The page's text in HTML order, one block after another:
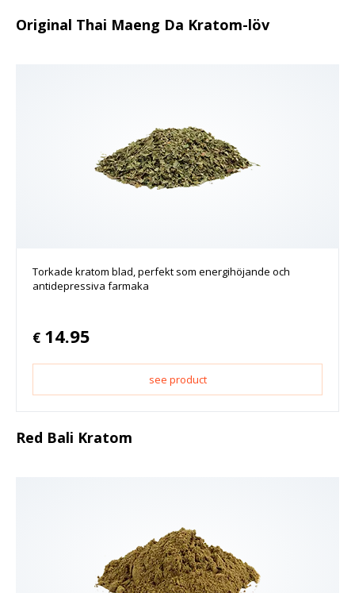
Original Thai Maeng Da Kratom-löv
Torkade kratom blad, perfekt som energihöjande och
antidepressiva farmaka
€ 14.95
see product
Red Bali Kratom